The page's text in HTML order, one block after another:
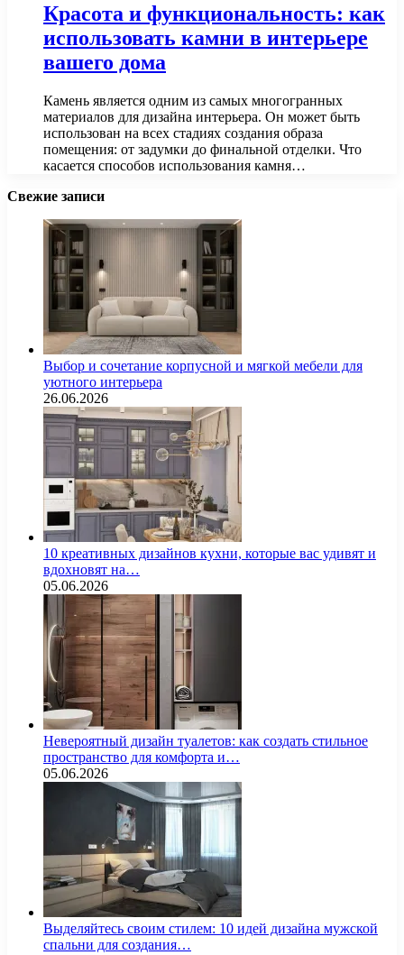
Красота и функциональность: как
использовать камни в интерьере
вашего дома
Камень является одним из самых многогранных
материалов для дизайна интерьера. Он может быть
использован на всех стадиях создания образа
помещения: от задумки до финальной отделки. Что
касается способов использования камня…
Свежие записи
Выбор и сочетание корпусной и мягкой мебели для
уютного интерьера
26.06.2026
10 креативных дизайнов кухни, которые вас удивят и
вдохновят на…
05.06.2026
Невероятный дизайн туалетов: как создать стильное
пространство для комфорта и…
05.06.2026
Выделяйтесь своим стилем: 10 идей дизайна мужской
спальни для создания…